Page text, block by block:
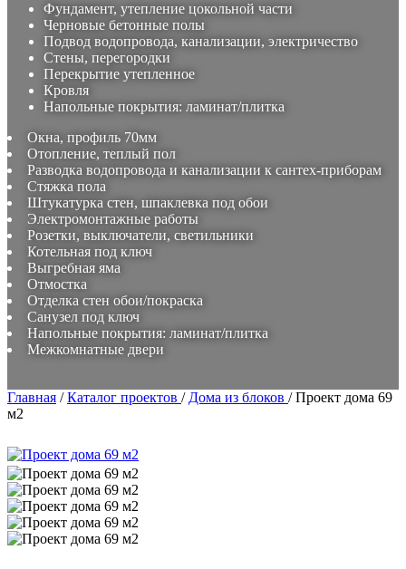
Фундамент, утепление цокольной части
Черновые бетонные полы
Подвод водопровода, канализации, электричество
Стены, перегородки
Перекрытие утепленное
Кровля
Напольные покрытия: ламинат/плитка
Окна, профиль 70мм
Отопление, теплый пол
Разводка водопровода и канализации к сантех-приборам
Стяжка пола
Штукатурка стен, шпаклевка под обои
Электромонтажные работы
Розетки, выключатели, светильники
Котельная под ключ
Выгребная яма
Отмостка
Отделка стен обои/покраска
Санузел под ключ
Напольные покрытия: ламинат/плитка
Межкомнатные двери
Главная /Каталог проектов / Дома из блоков /Проект дома 69
м2